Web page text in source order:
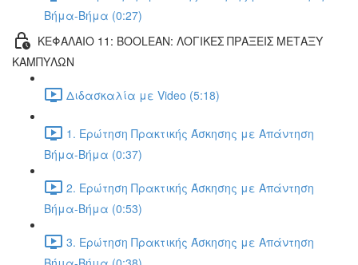
Βήμα-Βήμα (0:27)
ΚΕΦΑΛΑΙΟ 11: BOOLEAN: ΛΟΓΙΚΕΣ ΠΡΑΞΕΙΣ ΜΕΤΑΞΥ
ΚΑΜΠΥΛΩΝ
Διδασκαλία με Video (5:18)
1. Ερώτηση Πρακτικής Άσκησης με Απάντηση
Βήμα-Βήμα (0:37)
2. Ερώτηση Πρακτικής Άσκησης με Απάντηση
Βήμα-Βήμα (0:53)
3. Ερώτηση Πρακτικής Άσκησης με Απάντηση